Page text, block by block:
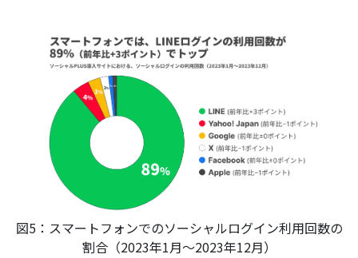
図5：スマートフォンでのソーシャルログイン利用回数の
割合（2023年1月～2023年12月）